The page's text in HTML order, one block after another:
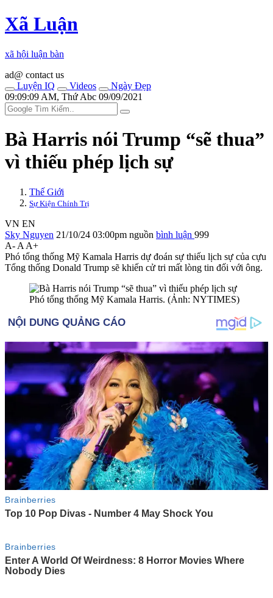
Xã Luận
xã hội luận bàn
ad@ contact us
Luyện IQ
Videos
Ngày Đẹp
09:09:09 AM, Thứ Abc 09/09/2021
Bà Harris nói Trump “sẽ thua”
vì thiếu phép lịch sự
Thế Giới
Sự Kiện Chính Trị
VN EN
Sky Nguyen 21/10/24 03:00pm nguồn bình luận 999
A- A A+
Phó tổng thống Mỹ Kamala Harris dự đoán sự thiếu lịch sự của cựu
Tổng thống Donald Trump sẽ khiến cử tri mất lòng tin đối với ông.
Phó tổng thống Mỹ Kamala Harris. (Ảnh: NYTIMES)